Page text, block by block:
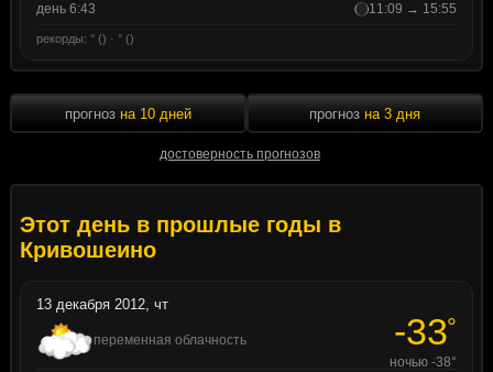
день 6:43
11:09 → 15:55
рекорды: ° () · ° ()
прогноз на 10 дней
достоверность прогнозов
прогноз на 3 дня
Этот день в прошлые годы в
Кривошеино
13 декабря 2012, чт
переменная облачность -33°
ночью -38°